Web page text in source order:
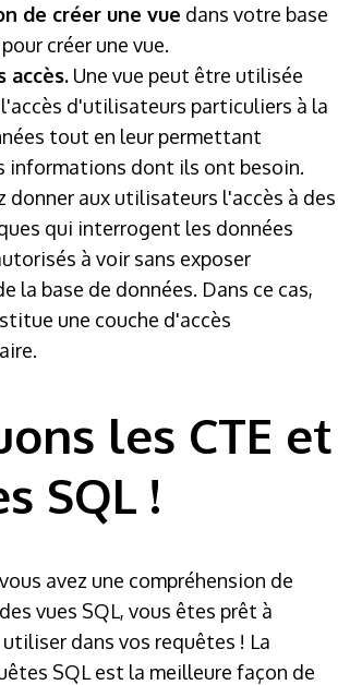
de créer une vue dans votre base
créer une vue.
accès. Une vue peut être utilisée
d'utilisateurs particuliers à la
tout en leur permettant
informations dont ils ont besoin.
donner aux utilisateurs l'accès à des
qui interrogent les données
à voir sans exposer
la base de données. Dans ce cas,
une couche d'accès
les CTE et
SQL !
avez une compréhension de
vues SQL, vous êtes prêt à
dans vos requêtes ! La
SQL est la meilleure façon de